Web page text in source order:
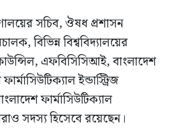
সচিব, ঔষধ প্রশাসন
বিভিন্ন বিশ্ববিদ্যালয়ের
কাউন্সিল, এফবিসিসিআই, বাংলাদেশ
ইন্ডাস্ট্রিজ
ফার্মাসিউটিক্যাল
সদস্য হিসেবে রয়েছেন।